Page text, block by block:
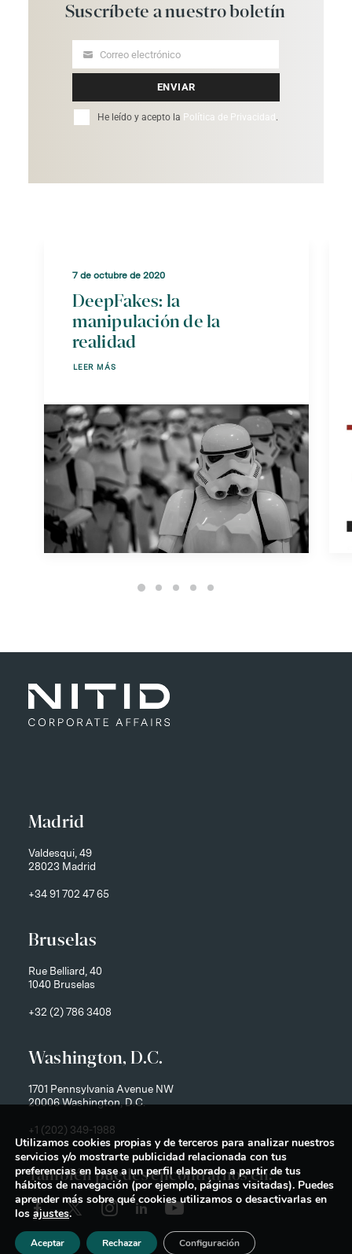
Suscríbete a nuestroboletín
Your
Correo electrónico
ENVIAR
He leído y acepto la Política de Privacidad .
7 de octubre de 2020
DeepFakes: la
manipulación de la
realidad
LEER MÁS
Madrid
Valdesqui, 49
28023 Madrid
+34 91 702 47 65
Bruselas
Rue Belliard, 40
1040 Bruselas
+32 (2) 786 3408
Washington, D.C.
1701 Pennsylvania Avenue NW
20006 Washington, D.C.
+1 (202) 349-1988
También puedes encontrarnos en:
Utilizamos cookies propias y de terceros para analizar nuestros
servicios y/o mostrarte publicidad relacionada con tus
preferencias en base a un perfil elaborado a partir de tus
hábitos de navegación (por ejemplo, páginas visitadas). Puedes
aprender más sobre qué cookies utilizamos o desactivarlas en
los ajustes.
Aceptar Rechazar Configuración